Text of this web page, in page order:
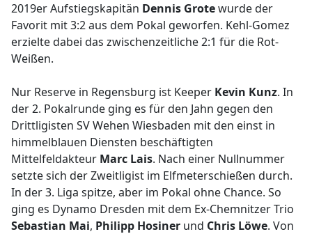
2019er Aufstiegskapitän Dennis Grotewurde der
Favorit mit 3:2 aus dem Pokal geworfen. Kehl-Gomez
erzielte dabei das zwischenzeitliche 2:1 für die Rot-
Weißen.
Nur Reserve in Regensburg ist Keeper Kevin Kunz. In
der 2. Pokalrunde ging es für den Jahn gegen den
Drittligisten SV Wehen Wiesbaden mit den einst in
himmelblauen Diensten beschäftigten
Mittelfeldakteur Marc Lais. Nach einer Nullnummer
setzte sich der Zweitligist im Elfmeterschießen durch.
In der 3. Liga spitze, aber im Pokal ohne Chance. So
ging es Dynamo Dresden mit dem Ex-Chemnitzer Trio
Sebastian Mai, Philipp Hosiner und Chris Löwe. Von